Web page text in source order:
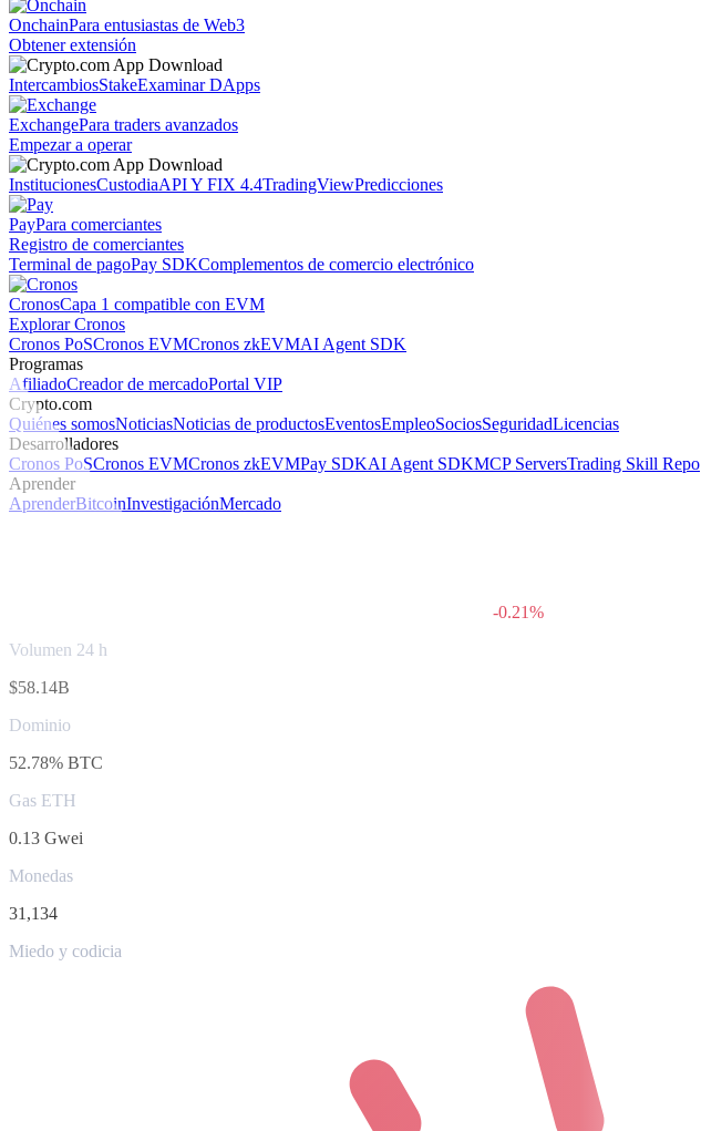
OnchainPara entusiastas de Web3
Obtener extensión
IntercambiosStakeExaminar DApps
ExchangePara traders avanzados
Empezar a operar
InstitucionesCustodiaAPI Y FIX 4.4TradingViewPredicciones
PayPara comerciantes
Registro de comerciantes
Terminal de pagoPay SDKComplementos de comercio electrónico
CronosCapa 1 compatible con EVM
Explorar Cronos
Cronos PoSCronos EVMCronos zkEVMAI Agent SDK
Programas
AfiliadoCreador de mercadoPortal VIP
Crypto.com
Quiénes somosNoticiasNoticias de productosEventosEmpleoSociosSeguridadLicencias
Desarrolladores
Cronos PoSCronos EVMCronos zkEVMPay SDKAI Agent SDKMCP ServersTrading Skill Repo
Aprender
AprenderBitcoinInvestigaciónMercado
-0.21%
Volumen 24 h
$58.14B
Dominio
52.78% BTC
Gas ETH
0.13 Gwei
Monedas
31,134
Miedo y codicia